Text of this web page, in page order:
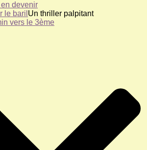
devenir
le baril Un thriller palpitant
vers le 3ème